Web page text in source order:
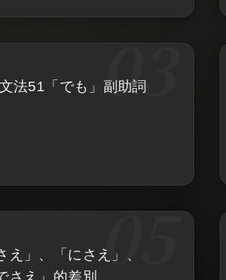
法51「でも」副助詞
え」、「にさえ」、
さえ」的差別